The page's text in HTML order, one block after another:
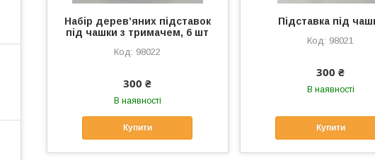
Набір дерев’яних підставок
під чашки з тримачем, 6 шт
98022
300 ₴
В наявності
Купити
Підставка під
98021
300 ₴
В наявності
Купити